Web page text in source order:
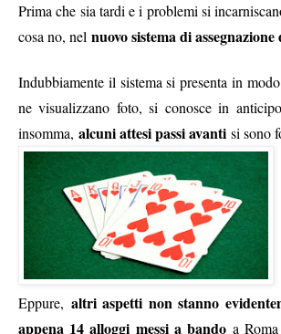
Prima che sia tardi e i problemi si
cosa no, nel nuovo sistema di
Indubbiamente il sistema si presenta in
ne visualizzano foto, si conosce in
insomma, alcuni attesi passi avanti si sono
Eppure, altri aspetti non stanno
appena 14 alloggi messi a bandoa Roma